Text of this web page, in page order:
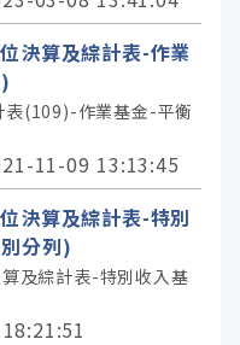
決算及綜計表-作業
表(109)-作業基金-平衡
11-09 13:13:45
決算及綜計表-特別
分列)
及綜計表-特別收入基